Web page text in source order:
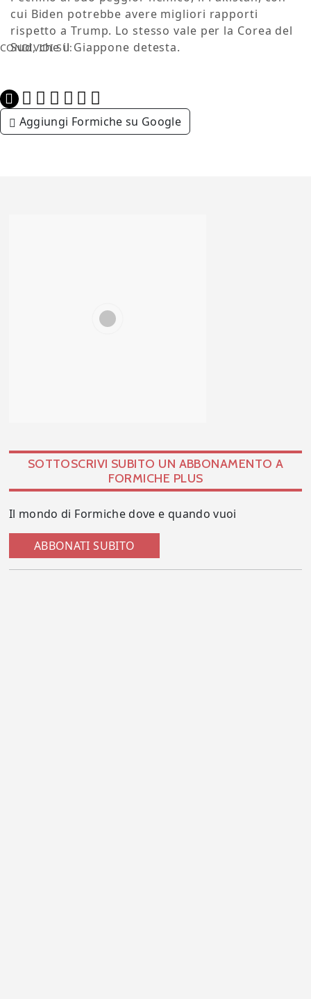
cui Biden potrebbe avere migliori rapporti
rispetto a Trump. Lo stesso vale per la Corea del
Sud, che il Giappone detesta.
CONDIVIDI SU:
Aggiungi Formiche su Google
SOTTOSCRIVI SUBITO UN ABBONAMENTO A
FORMICHE PLUS
Il mondo di Formiche dove e quando vuoi
ABBONATI SUBITO